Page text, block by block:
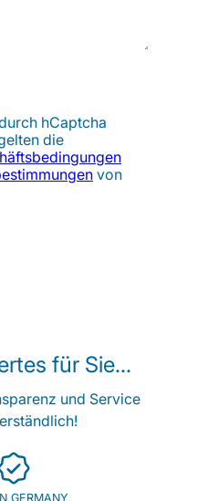
hCaptcha
die
von
für Sie...
und Service
GERMANY